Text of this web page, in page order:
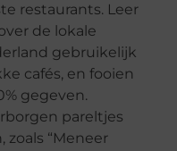
restaurants. Leer
de lokale
gebruikelijk
cafés, en fooien
gegeven.
pareltjes
“Meneer